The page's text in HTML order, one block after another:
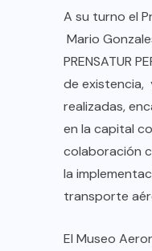
A su turno el
Mario
PRENSATUR
de
realizadas,
en la capital
colaboración
la
transporte
El Museo